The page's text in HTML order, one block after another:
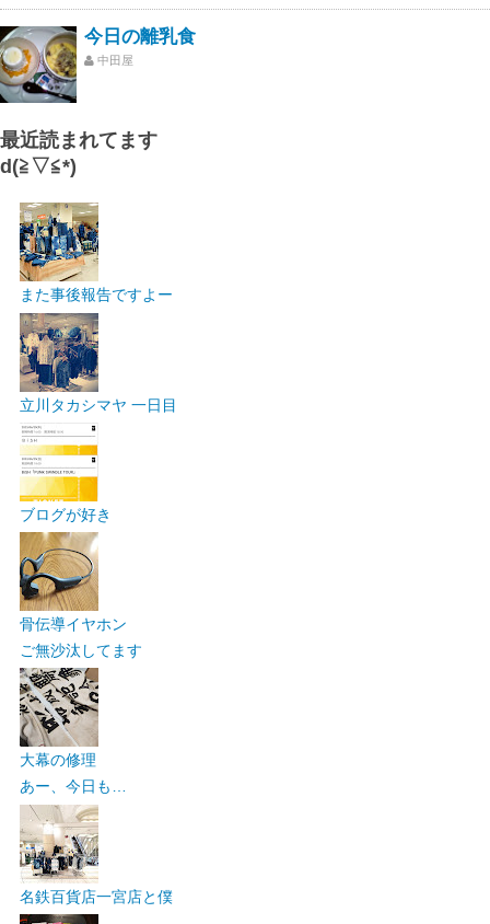
今日の離乳食
中田屋
最近読まれてます
d(≧▽≦*)
また事後報告ですよー
立川タカシマヤ 一日目
ブログが好き
骨伝導イヤホン
ご無沙汰してます
大幕の修理
あー、今日も…
名鉄百貨店一宮店と僕